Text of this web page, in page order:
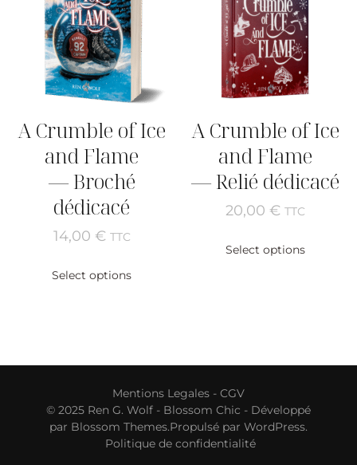
A Crumble of Ice
and Flame
— Broché
dédicacé
14,00 € TTC
Select options
A Crumble of Ice
and Flame
— Relié dédicacé
20,00 € TTC
Select options
Mentions Legales - CGV
© 2025 Ren G. Wolf - Blossom Chic - Développé
par Blossom Themes.Propulsé par WordPress.
Politique de confidentialité